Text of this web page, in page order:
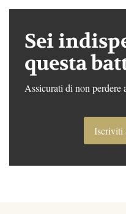
Sei
questa
Assicurati di non perdere
Iscriviti